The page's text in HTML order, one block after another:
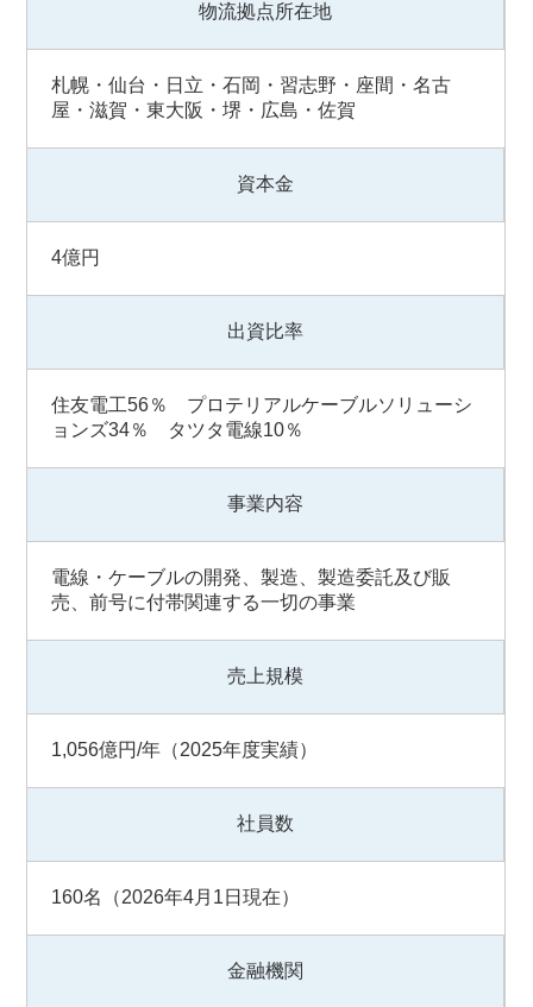
物流拠点所在地
札幌・仙台・日立・石岡・習志野・座間・名古
屋・滋賀・東大阪・堺・広島・佐賀
資本金
4億円
出資比率
住友電工56％ プロテリアルケーブルソリューシ
ョンズ34％ タツタ電線10％
事業内容
電線・ケーブルの開発、製造、製造委託及び販
売、前号に付帯関連する一切の事業
売上規模
1,056億円/年（2025年度実績）
社員数
160名（2026年4月1日現在）
金融機関